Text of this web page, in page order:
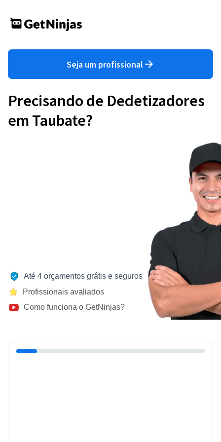
Seja um profissional
Precisando de Dedetizadores
em Taubate?
Até 4 orçamentos grátis e seguros
Profissionais avaliados
Como funciona o GetNinjas?